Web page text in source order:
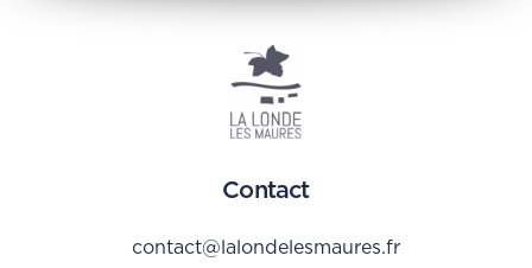
Contact
contact@lalondelesmaures.fr